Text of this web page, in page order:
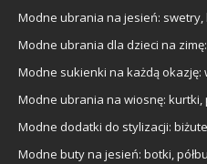
Modne ubrania na jesień: swetry,
Modne ubrania dla dzieci na
Modne sukienki na każdą
Modne ubrania na wiosnę: kurtki,
Modne dodatki do stylizacji:
Modne buty na jesień: botki,